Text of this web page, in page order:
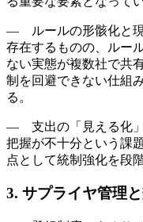
― ルールの形骸化と
存在するものの、ルー
ない実態が複数社で共
制を回避できない仕組
る。
― 支出の「見える化
把握が不十分という課
点として統制強化を段
3. サプライヤ管理